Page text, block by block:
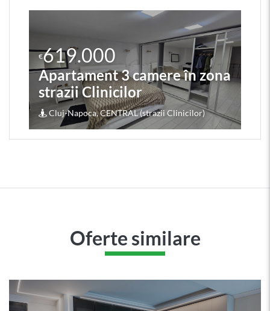
€619.000
Apartament 3 camere în zona
strazii Clinicilor
Cluj-Napoca, CENTRAL (strazii Clinicilor)
Oferte similare